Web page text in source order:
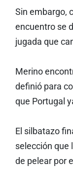
Sin embargo,
encuentro se
jugada que
Merino
definió para
que Portugal
El silbatazo
selección que
de pelear por